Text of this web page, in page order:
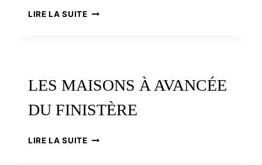
LIRE LA SUITEGRANDEUR
TOILIÈRE
LES MAISONS À AVANCÉE
DU FINISTÈRE
LIRE LA SUITELES